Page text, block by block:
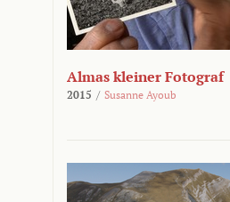
Almas kleiner Fotograf
2015 / Susanne Ayoub